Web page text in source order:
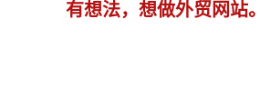
有想法，想做外贸网站